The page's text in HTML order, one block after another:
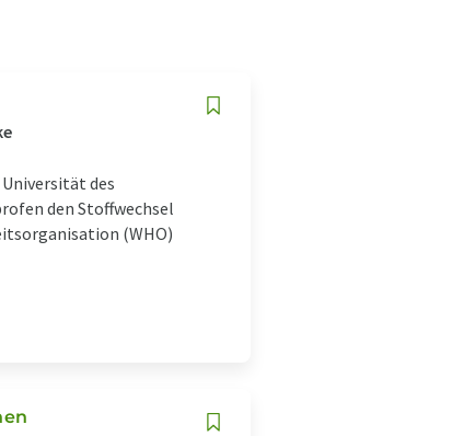
des
den Stoffwechsel
(WHO)